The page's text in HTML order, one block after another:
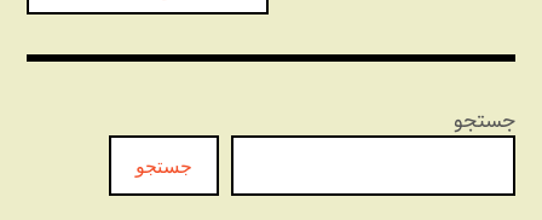
جستجو
جستجو